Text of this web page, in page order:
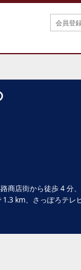
会員登
商店街から徒歩 4 分
km、さっぽろテレ